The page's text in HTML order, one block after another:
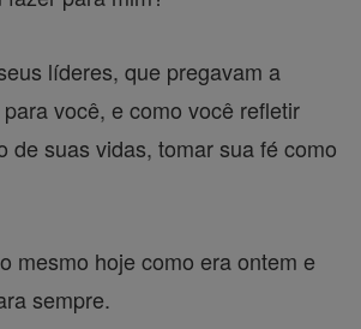
líderes, que pregavam a
você, e como você refletir
de suas vidas, tomar sua fé como
mesmo hoje como era ontem e
sempre.